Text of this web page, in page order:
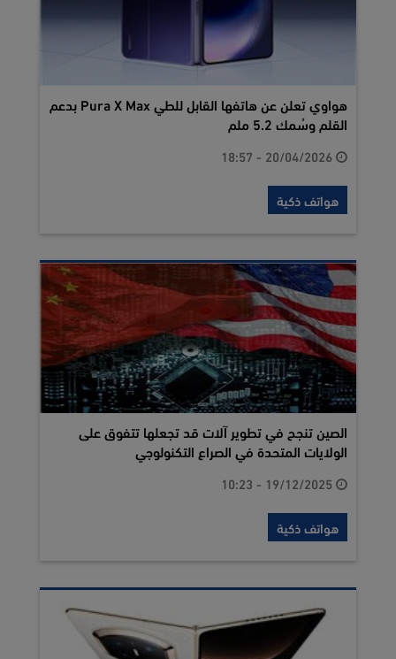
هواوي تعلن عن هاتفها القابل للطي Pura X Max بدعم
القلم وسُمك 5.2 ملم
هواتف ذكية
الصين تنجح في تطوير آلات قد تجعلها تتفوق على
الولايات المتحدة في الصراع التكنولوجي
هواتف ذكية